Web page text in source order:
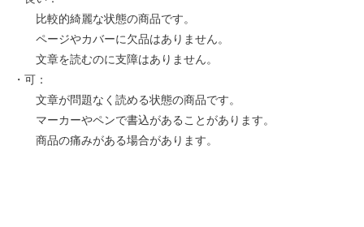
比較的綺麗な状態の商品です。
ページやカバーに欠品はありません。
文章を読むのに支障はありません。
・可：
文章が問題なく読める状態の商品です。
マーカーやペンで書込があることがあります。
商品の痛みがある場合があります。